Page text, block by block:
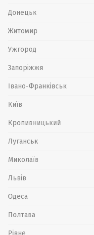
Донецьк
Житомир
Ужгород
Запоріжжя
Івано-Франківськ
Київ
Кропивницький
Луганськ
Миколаїв
Львів
Одеса
Полтава
Рівне